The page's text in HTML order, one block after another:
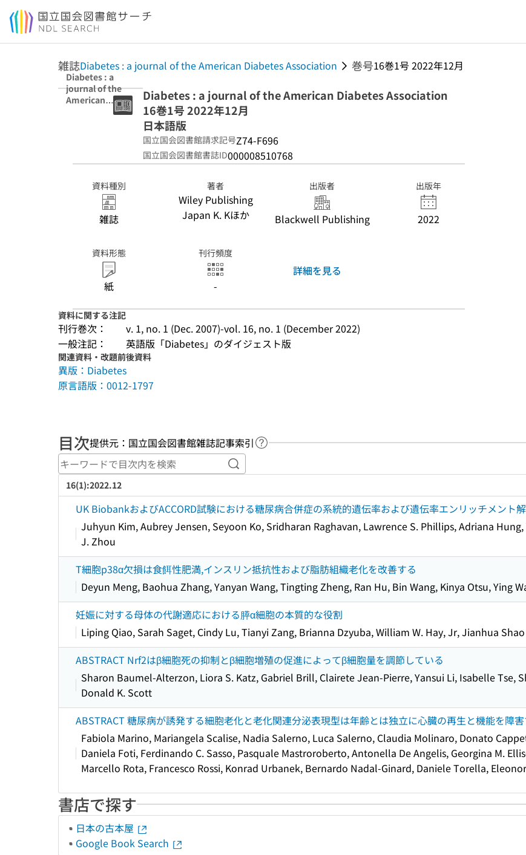
本文へ移動
雑誌Diabetes : a journal of the American Diabetes Association 巻号16巻1号 2022年12月
Diabetes : a
journal of the
American
Diabetes : a journal of the American Diabetes Association
16巻1号 2022年12月
日本語版
国立国会図書館請求記号Z74-F696
国立国会図書館書誌ID000008510768
資料種別
雑誌
著者
Wiley Publishing
Japan K. Kほか
出版者
Blackwell Publishing
出版年
2022
資料形態
紙
刊行頻度
-
詳細を見る
資料に関する注記
刊行巻次：
v. 1, no. 1 (Dec. 2007)-vol. 16, no. 1 (December 2022)
一般注記：
英語版「Diabetes」のダイジェスト版
関連資料・改題前後資料
異版：Diabetes
原言語版：0012-1797
目次提供元：国立国会図書館雑誌記事索引 ヘルプページへのリンク
キーワードで目次内を検索
16(1):2022.12
UK BiobankおよびACCORD試験における糖尿病合併症の系統的遺伝率および遺伝率エンリッチメント
Juhyun Kim, Aubrey Jensen, Seyoon Ko, Sridharan Raghavan, Lawrence S. Phillips, Adriana
J. Zhou
T細胞p38α欠損は食餌性肥満,インスリン抵抗性および脂肪組織老化を改善する
Deyun Meng, Baohua Zhang, Yanyan Wang, Tingting Zheng, Ran Hu, Bin Wang, Kinya Otsu, Ying
妊娠に対する母体の代謝適応における膵α細胞の本質的な役割
Liping Qiao, Sarah Saget, Cindy Lu, Tianyi Zang, Brianna Dzyuba, William W. Hay, Jr, Jianhua Shao
ABSTRACT Nrf2はβ細胞死の抑制とβ細胞増殖の促進によってβ細胞量を調節している
Sharon Baumel-Alterzon, Liora S. Katz, Gabriel Brill, Clairete Jean-Pierre, Yansui Li, Isabelle Tse,
Donald K. Scott
ABSTRACT 糖尿病が誘発する細胞老化と老化関連分泌表現型は年齢とは独立に心臓の再生と機能を障害
Fabiola Marino, Mariangela Scalise, Nadia Salerno, Luca Salerno, Claudia Molinaro, Donato
Daniela Foti, Ferdinando C. Sasso, Pasquale Mastroroberto, Antonella De Angelis, Georgina M.
Marcello Rota, Francesco Rossi, Konrad Urbanek, Bernardo Nadal-Ginard, Daniele Torella,
書店で探す
日本の古本屋
Google Book Search